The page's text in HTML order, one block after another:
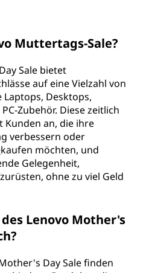
Muttertags-Sale?
Sale bietet
auf eine Vielzahl von
Desktops,
Zubehör. Diese zeitlich
Kunden an, die ihre
verbessern oder
kaufen möchten, und
Gelegenheit,
ohne zu viel Geld
Lenovo Mother's
Day Sale finden